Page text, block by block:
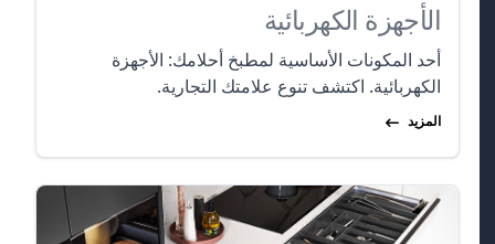
الأجهزة الكهربائية
أحد المكونات الأساسية لمطبخ أحلامك: الأجهزة
الكهربائية. اكتشف تنوع علامتك التجارية.
المزيد